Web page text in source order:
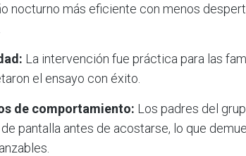
nocturno más eficiente con menos
La intervención fue práctica para las
el ensayo con éxito.
de comportamiento: Los padres del
pantalla antes de acostarse, lo que